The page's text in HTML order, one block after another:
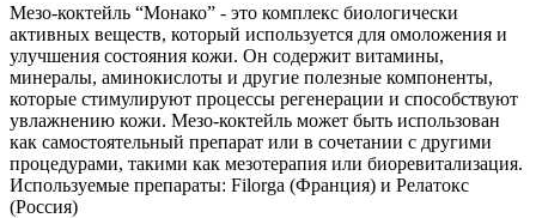
Мезо-коктейль “Монако” - это комплекс биологически
активных веществ, который используется для омоложения и
улучшения состояния кожи. Он содержит витамины,
минералы, аминокислоты и другие полезные компоненты,
которые стимулируют процессы регенерации и способствуют
увлажнению кожи. Мезо-коктейль может быть использован
как самостоятельный препарат или в сочетании с другими
процедурами, такими как мезотерапия или биоревитализация.
Используемые препараты: Filorga (Франция) и Релатокс
(Россия)